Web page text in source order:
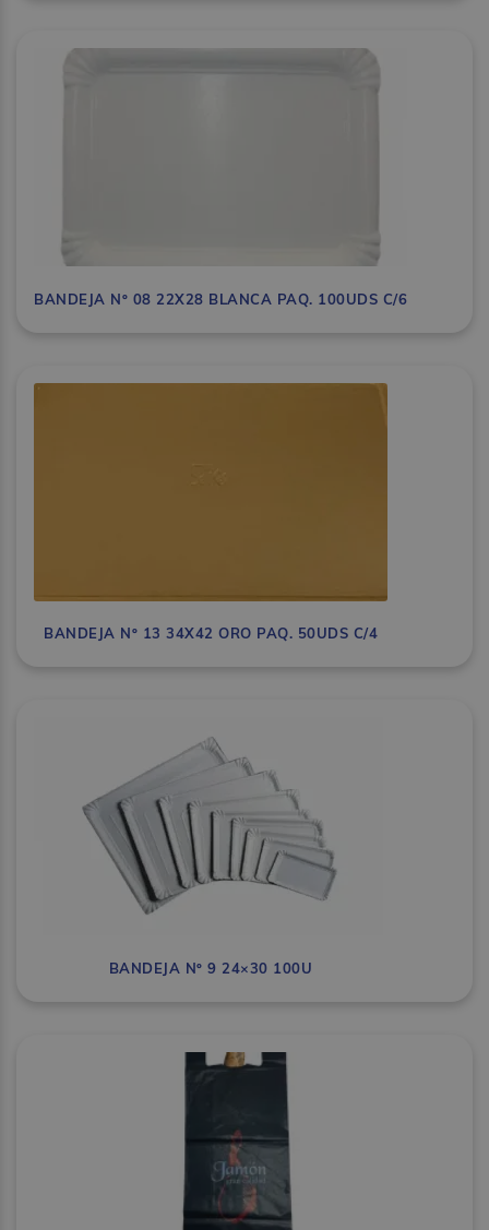
BANDEJA Nº 08 22X28 BLANCA PAQ. 100UDS C/6
BANDEJA Nº 13 34X42 ORO PAQ. 50UDS C/4
BANDEJA Nº 9 24×30 100U